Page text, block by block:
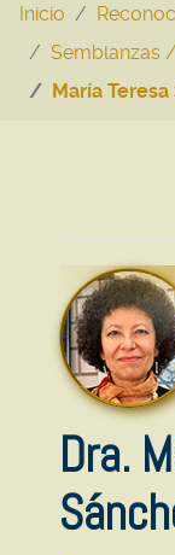
Inicio
Semblanzas
María
Dra.